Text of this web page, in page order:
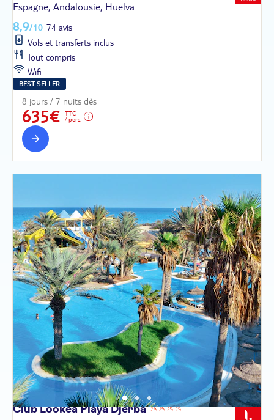
Espagne, Andalousie, Huelva
8,9/10 74 avis
Vols et transferts inclus
Tout compris
Wifi
BEST SELLER
8 jours / 7 nuits dès
635€
TTC
/ pers.
Club Lookéa PlayaDjerba